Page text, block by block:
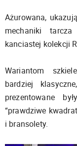
Ażurowana,
mechaniki
kanciastej kolekcji
Wariantom
bardziej
prezentowane
“prawdziwe
i bransolety.